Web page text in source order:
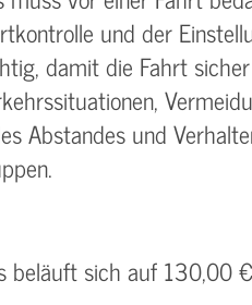
und der
damit die Fahrt
Abstandes und
beläuft sich auf